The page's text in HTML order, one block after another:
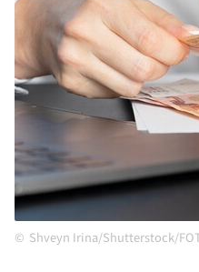
Shveyn Irina/Shutterstock/